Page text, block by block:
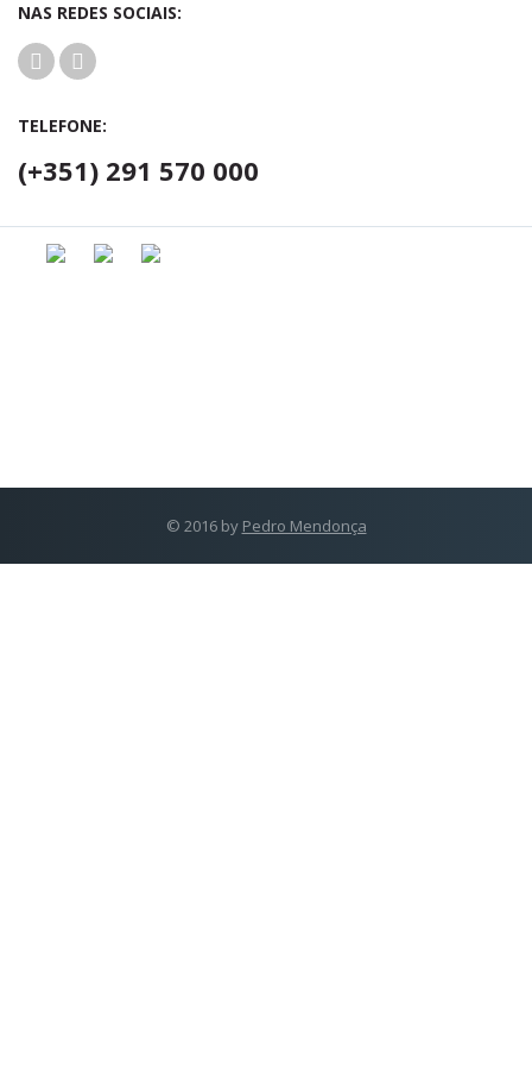
NAS REDES SOCIAIS:
TELEFONE:
(+351) 291 570 000
© 2016 by Pedro Mendonça